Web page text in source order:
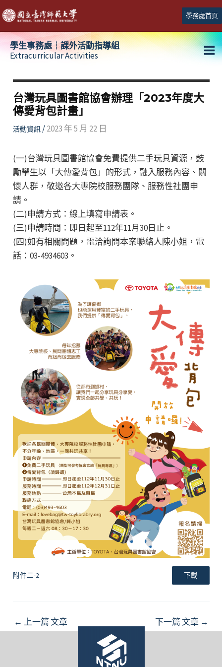
跳
至
主
學務處首頁
學生事務處┆課外活動指導組
Extracurricular Activities
台灣玩具圖書館協會辦理「2023年度大
傳愛背包計畫」
活動資訊/2023 年 5 月 22 日
(一)台灣玩具圖書館協會免費提供二手玩具資源，鼓
勵學生以「大傳愛背包」的形式，融入服務內容、關
懷人群，敬邀各大專院校服務團隊、服務性社團申
請。
(二)申請方式：線上填寫申請表。
(三)申請時間：即日起至112年11月30日止。
(四)如有相關問題，電洽詢問本案聯絡人陳小姐，電
話：03-4934603。
附件二-2 下載
Post
navigation
← 上一篇 文章 下一篇 文章 →